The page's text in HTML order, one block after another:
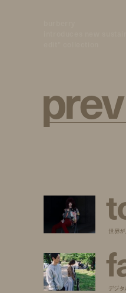
prev
t
世界が
f
デジタ